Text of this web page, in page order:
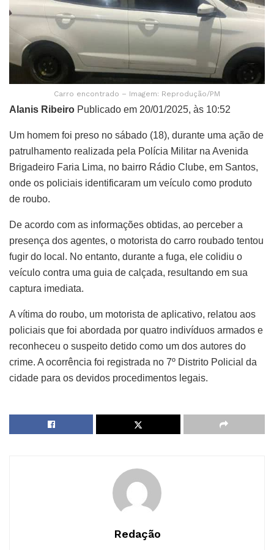
Carro encontrado – Imagem: Reprodução/PM
Alanis Ribeiro Publicado em 20/01/2025, às 10:52
Um homem foi preso no sábado (18), durante uma ação de
patrulhamento realizada pela Polícia Militar na Avenida
Brigadeiro Faria Lima, no bairro Rádio Clube, em Santos,
onde os policiais identificaram um veículo como produto
de roubo.
De acordo com as informações obtidas, ao perceber a
presença dos agentes, o motorista do carro roubado tentou
fugir do local. No entanto, durante a fuga, ele colidiu o
veículo contra uma guia de calçada, resultando em sua
captura imediata.
A vítima do roubo, um motorista de aplicativo, relatou aos
policiais que foi abordada por quatro indivíduos armados e
reconheceu o suspeito detido como um dos autores do
crime. A ocorrência foi registrada no 7º Distrito Policial da
cidade para os devidos procedimentos legais.
Redação